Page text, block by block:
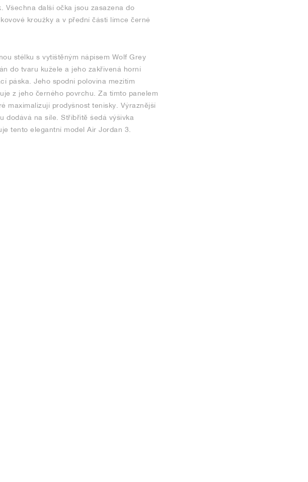
Všechna další očka jsou zasazena do
kroužky a v přední části límce černé
stélku s vytištěným nápisem Wolf Grey
do tvaru kužele a jeho zakřivená horní
páska. Jeho spodní polovina mezitím
z jeho černého povrchu. Za tímto panelem
maximalizují prodyšnost tenisky. Výraznější
dodává na síle. Stříbřitě šedá výšivka
tento elegantní model Air Jordan 3.